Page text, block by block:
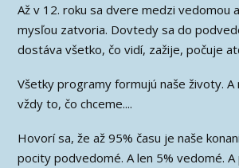
Až v 12. roku sa dvere medzi vedomou
mysľou zatvoria. Dovtedy sa do
dostáva všetko, čo vidí, zažije, počuje
Všetky programy formujú naše životy.
vždy to, čo chceme....
Hovorí sa, že až 95% času je naše
pocity podvedomé. A len 5% vedomé.